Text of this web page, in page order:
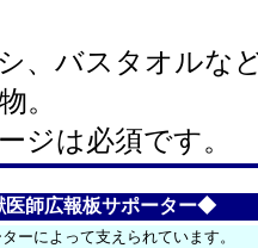
、バスタオルな
。
ジは必須です。
師広報板サポーター◆
ーによって支えられています。